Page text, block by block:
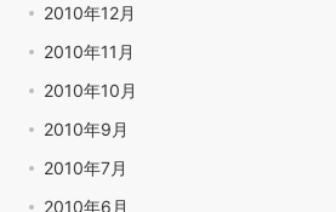
2010年12月
2010年11月
2010年10月
2010年9月
2010年7月
2010年6月